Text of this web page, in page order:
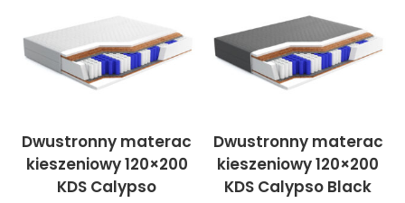
Dwustronny materac
kieszeniowy 120×200
KDS Calypso
Dwustronny materac
kieszeniowy 120×200
KDS Calypso Black